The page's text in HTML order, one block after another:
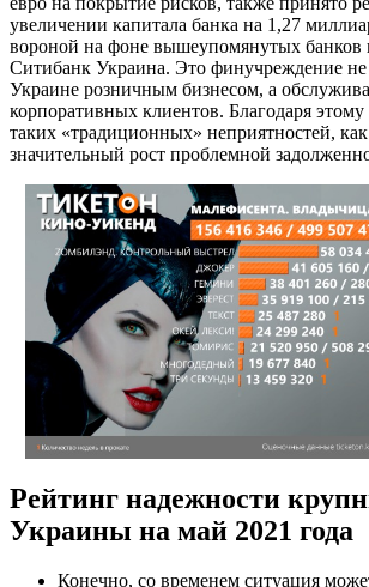
увеличении капитала банка на 1,27
вороной на фоне вышеупомянутых банков
Ситибанк Украина. Это финучреждение не
Украине розничным бизнесом, а
корпоративных клиентов. Благодаря
таких «традиционных» неприятностей,
значительный рост проблемной
Рейтинг надежности
Украины на май 2021 года
Конечно, со временем ситуация